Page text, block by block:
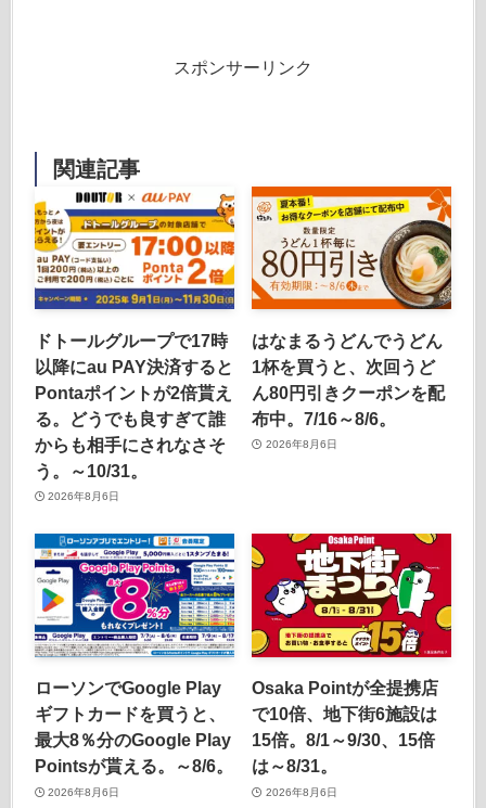
スポンサーリンク
関連記事
ドトールグループで17時
以降にau PAY決済すると
Pontaポイントが2倍貰え
る。どうでも良すぎて誰
からも相手にされなさそ
う。～10/31。
2026年8月6日
はなまるうどんでうどん
1杯を買うと、次回うど
ん80円引きクーポンを配
布中。7/16～8/6。
2026年8月6日
ローソンでGoogle Play
ギフトカードを買うと、
最大8％分のGoogle Play
Pointsが貰える。～8/6。
2026年8月6日
Osaka Pointが全提携店
で10倍、地下街6施設は
15倍。8/1～9/30、15倍
は～8/31。
2026年8月6日